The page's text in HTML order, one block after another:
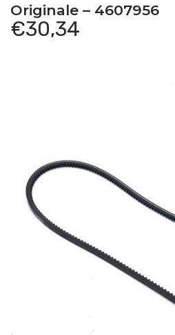
Originale – 4607956
€30,34